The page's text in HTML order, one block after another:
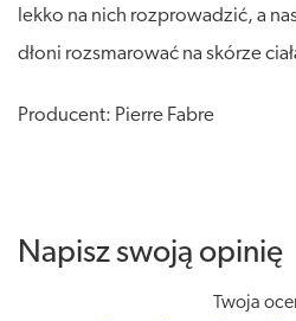
lekko na nich rozprowadzić, a
dłoni rozsmarować na skórze
Producent: Pierre Fabre
Napisz swoją opinię
Twoja